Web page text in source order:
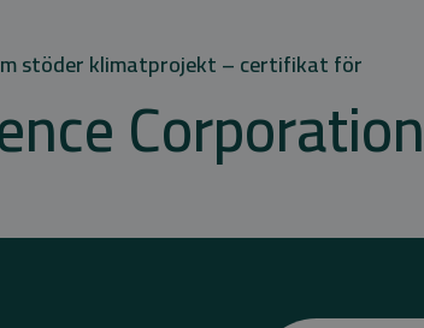
stöder klimatprojekt – certifikat för
Corporation